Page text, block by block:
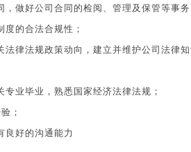
，做好公司合同的检阅、管理及保管等事
的合法合规性；
法律法规政策动向，建立并维护公司法律
业毕业，熟悉国家经济法律法规；
；
良好的沟通能力